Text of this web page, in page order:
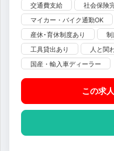
交通費支給
社会保険
マイカー・バイク通勤OK
産休･育休制度あり
制
工具貸出あり
人と関
国産・輸入車ディーラー
この求